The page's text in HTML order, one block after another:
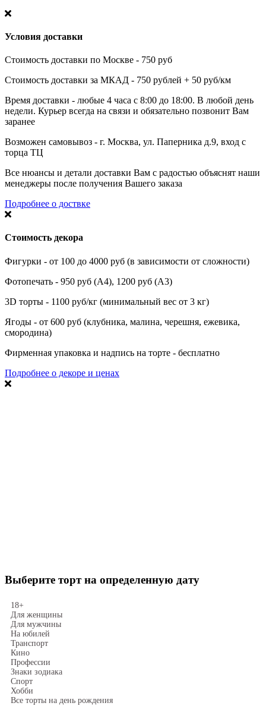
Условия доставки
Стоимость доставки по Москве - 750 руб
Стоимость доставки за МКАД - 750 рублей + 50 руб/км
Время доставки - любые 4 часа с 8:00 до 18:00. В любой день
недели. Курьер всегда на связи и обязательно позвонит Вам
заранее
Возможен самовывоз - г. Москва, ул. Паперника д.9, вход с
торца ТЦ
Все нюансы и детали доставки Вам с радостью объяснят наши
менеджеры после получения Вашего заказа
Подробнее о доствке
Стоимость декора
Фигурки - от 100 до 4000 руб (в зависимости от сложности)
Фотопечать - 950 руб (А4), 1200 руб (А3)
3D торты - 1100 руб/кг (минимальный вес от 3 кг)
Ягоды - от 600 руб (клубника, малина, черешня, ежевика,
смородина)
Фирменная упаковка и надпись на торте - бесплатно
Подробнее о декоре и ценах
Выберите торт на определенную дату
18+
Для женщины
Для мужчины
На юбилей
Транспорт
Кино
Профессии
Знаки зодиака
Спорт
Хобби
Все торты на день рождения